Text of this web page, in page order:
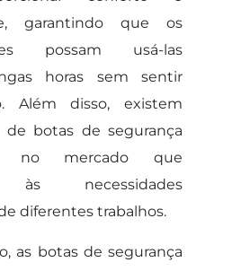
garantindo que os
possam usá-las
horas sem sentir
Além disso, existem
de botas de segurança
no mercado que
às necessidades
diferentes trabalhos.
as botas de segurança